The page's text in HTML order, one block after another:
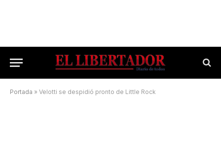
Portada » Velotti se despidió pronto de Little Rock